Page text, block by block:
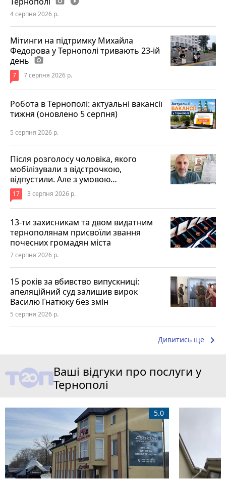
4 серпня 2026 р.
Мітинги на підтримку Михайла
Федорова у Тернополі тривають 23-ій
день photo_camera
7 7 серпня 2026 р.
Робота в Тернополі: актуальні вакансії
тижня (оновлено 5 серпня)
5 серпня 2026 р.
Після розголосу чоловіка, якого
мобілізували з відстрочкою,
відпустили. Але з умовою…
17 3 серпня 2026 р.
13-ти захисникам та двом видатним
тернополянам присвоїли звання
почесних громадян міста
7 серпня 2026 р.
15 років за вбивство випускниці:
апеляційний суд залишив вирок
Василю Гнатюку без змін
5 серпня 2026 р.
Дивитись ще keyboard_arrow_right
Ваші відгуки про послуги у
Тернополі
5.0